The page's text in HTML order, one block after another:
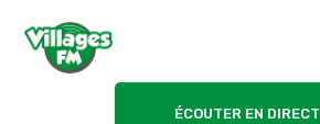
ÉCOUTER EN DIRECT